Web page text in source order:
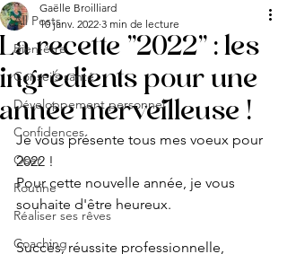
All Posts
Bien-être
Conseils santé
Développement personnel
Confidences
Oser
Routine
Réaliser ses rêves
Coaching
La recette "2022" : les
ingrédients pour une
année merveilleuse !
Gaëlle Broilliard
10 janv. 2022 3 min de lecture
Je vous présente tous mes voeux pour
2022 !
Pour cette nouvelle année, je vous
souhaite d'être heureux.
Succès, réussite professionnelle,